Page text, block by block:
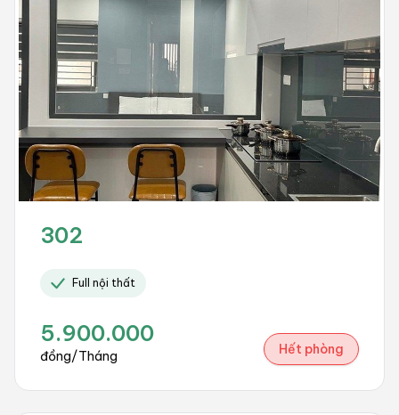
302
Full nội thất
5.900.000
đồng/Tháng Hết phòng